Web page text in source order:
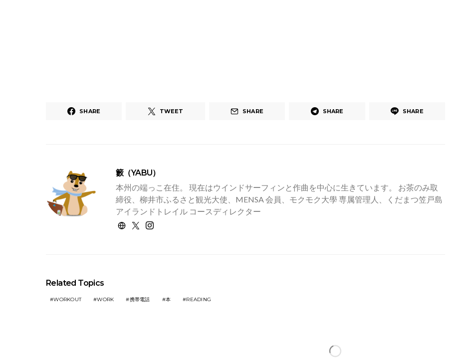
SHARE TWEET SHARE SHARE SHARE
籔（YABU）
本州の端っこ在住。 現在はウインドサーフィンと作曲を中心に生きています。 お茶のみ取
締役、柳井市ふるさと観光大使、MENSA 会員、モクモク大學 専属管理人、くだまつ笠戸島
アイランドトレイル コースディレクター
Related Topics
WORKOUT WORK 携帯電話 本 READING